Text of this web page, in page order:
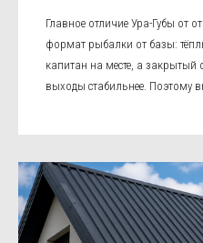
Главное отличие Ура-Губы от
формат рыбалки от базы:
капитан на месте, а закрытый
выходы стабильнее. Поэтому